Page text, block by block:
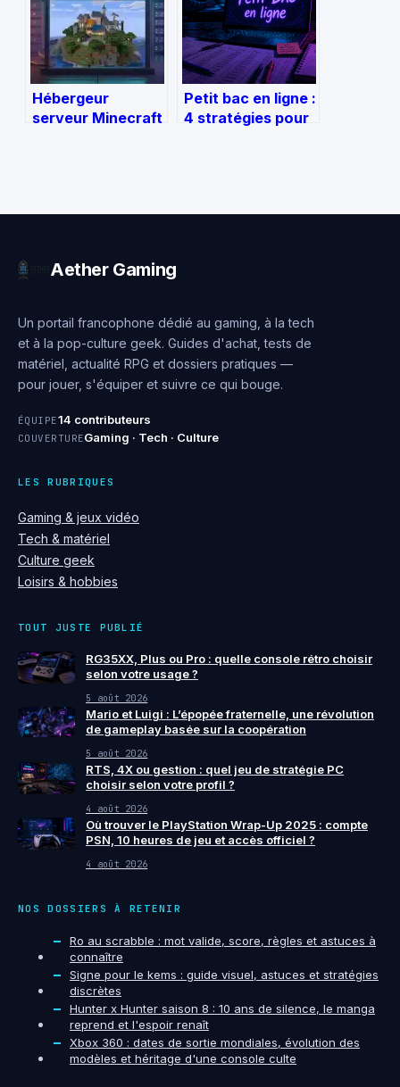
Hébergeur
serveur Minecraft
Petit bac en ligne :
4 stratégies pour
Aether Gaming
Un portail francophone dédié au gaming, à la tech
et à la pop-culture geek. Guides d'achat, tests de
matériel, actualité RPG et dossiers pratiques —
pour jouer, s'équiper et suivre ce qui bouge.
ÉQUIPE14 contributeurs
COUVERTUREGaming · Tech · Culture
LES RUBRIQUES
Gaming & jeux vidéo
Tech & matériel
Culture geek
Loisirs & hobbies
TOUT JUSTE PUBLIÉ
RG35XX, Plus ou Pro : quelle console rétro choisir
selon votre usage ?
5 août 2026
Mario et Luigi : L’épopée fraternelle, une révolution
de gameplay basée sur la coopération
5 août 2026
RTS, 4X ou gestion : quel jeu de stratégie PC
choisir selon votre profil ?
4 août 2026
Où trouver le PlayStation Wrap-Up 2025 : compte
PSN, 10 heures de jeu et accès officiel ?
4 août 2026
NOS DOSSIERS À RETENIR
Ro au scrabble : mot valide, score, règles et astuces à
connaître
Signe pour le kems : guide visuel, astuces et stratégies
discrètes
Hunter x Hunter saison 8 : 10 ans de silence, le manga
reprend et l'espoir renaît
Xbox 360 : dates de sortie mondiales, évolution des
modèles et héritage d'une console culte